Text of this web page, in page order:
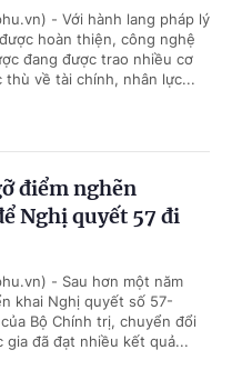
- Với hành lang pháp lý
hoàn thiện, công nghệ
đang được trao nhiều cơ
thù về tài chính, nhân lực...
điểm nghẽn
Nghị quyết 57 đi
- Sau hơn một năm
khai Nghị quyết số 57-
của Bộ Chính trị, chuyển đổi
gia đã đạt nhiều kết quả...